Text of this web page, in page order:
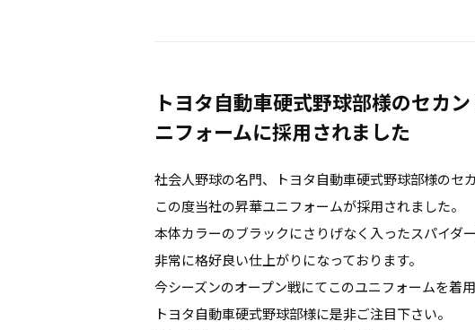
トヨタ自動車硬式野球部様のセカ
ニフォームに採用されました
社会人野球の名門、トヨタ自動車硬式野球部様のセ
この度当社の昇華ユニフォームが採用されました。
本体カラーのブラックにさりげなく入ったスパイダー
非常に格好良い仕上がりになっております。
今シーズンのオープン戦にてこのユニフォームを着用
トヨタ自動車硬式野球部様に是非ご注目下さい。